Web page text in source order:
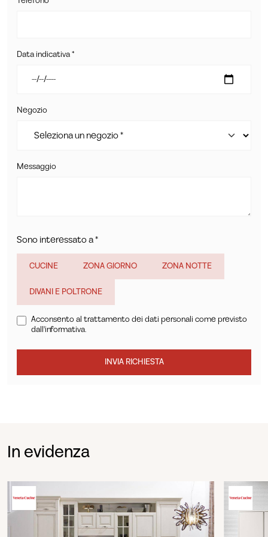
Data indicativa *
Negozio
Messaggio
Sono interessato a *
CUCINE ZONA GIORNO ZONA NOTTE
DIVANI E POLTRONE
Acconsento al trattamento dei dati personali come previsto
dall'informativa.
INVIA RICHIESTA
In evidenza